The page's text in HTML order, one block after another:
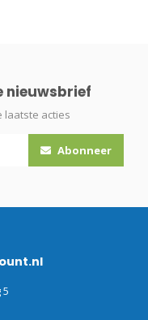
nieuwsbrief
laatste acties
Abonneer